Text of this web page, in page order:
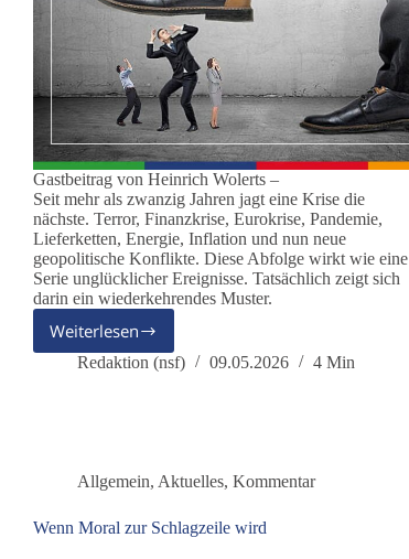
Gastbeitrag von Heinrich Wolerts –
Seit mehr als zwanzig Jahren jagt eine Krise die
nächste. Terror, Finanzkrise, Eurokrise, Pandemie,
Lieferketten, Energie, Inflation und nun neue
geopolitische Konflikte. Diese Abfolge wirkt wie eine
Serie unglücklicher Ereignisse. Tatsächlich zeigt sich
darin ein wiederkehrendes Muster.
WeiterlesenDauerkrise
und
Redaktion (nsf) 09.05.2026 4 Min
Allgemein, Aktuelles, Kommentar
Wenn Moral zur Schlagzeile wird